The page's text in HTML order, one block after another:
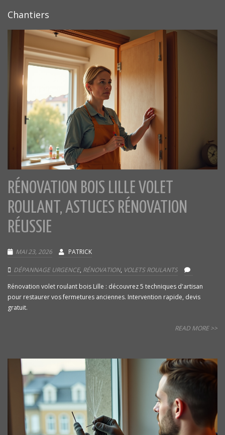
Chantiers
RÉNOVATION BOIS LILLE VOLET
ROULANT, ASTUCES RÉNOVATION
RÉUSSIE
MAI 23, 2026 PATRICK
DÉPANNAGE URGENCE, RÉNOVATION, VOLETS ROULANTS
Rénovation volet roulant bois Lille : découvrez 5 techniques d'artisan
pour restaurer vos fermetures anciennes. Intervention rapide, devis
gratuit.
READ MORE >>